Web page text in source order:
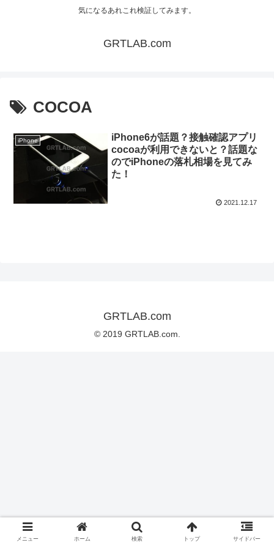
気になるあれこれ検証してみます。
GRTLAB.com
COCOA
iPhone
iPhone6が話題？接触確認アプリ
cocoaが利用できないと？話題な
のでiPhoneの落札相場を見てみ
た！
2021.12.17
GRTLAB.com
© 2019 GRTLAB.com.
メニュー ホーム 検索 トップ サイドバー